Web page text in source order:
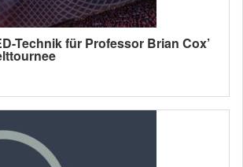
Technik für Professor Brian Cox’